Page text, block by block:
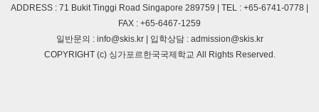
ADDRESS : 71 Bukit Tinggi Road Singapore 289759 | TEL : +65-6741-0778 |
FAX : +65-6467-1259
일반문의 : info@skis.kr | 입학상담 : admission@skis.kr
COPYRIGHT (c) 싱가포르한국국제학교 All Rights Reserved.